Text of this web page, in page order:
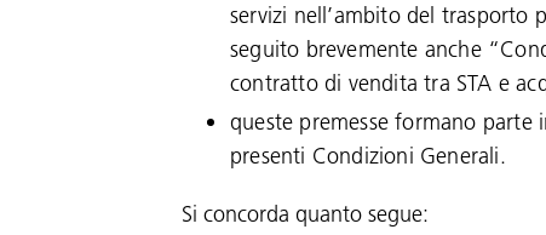
servizi nell’ambito del trasporto
seguito brevemente anche
contratto di vendita tra STA e
queste premesse formano parte
presenti Condizioni Generali.
Si concorda quanto segue: